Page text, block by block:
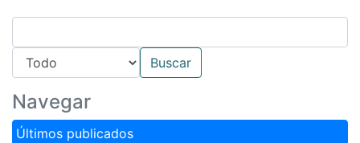
Navegar
Últimos publicados